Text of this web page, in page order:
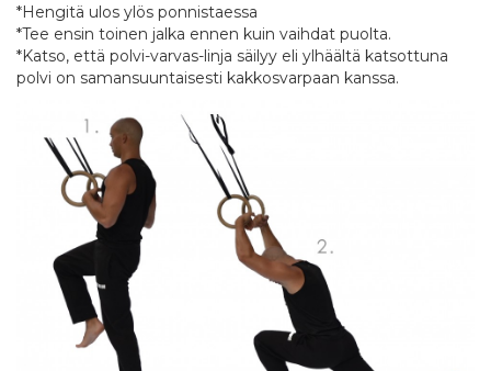
*Hengitä ulos ylös ponnistaessa
*Tee ensin toinen jalka ennen kuin vaihdat puolta.
*Katso, että polvi-varvas-linja säilyy eli ylhäältä katsottuna
polvi on samansuuntaisesti kakkosvarpaan kanssa.